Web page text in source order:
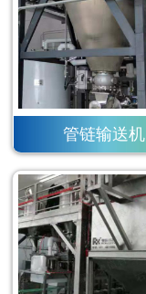
管链输送机